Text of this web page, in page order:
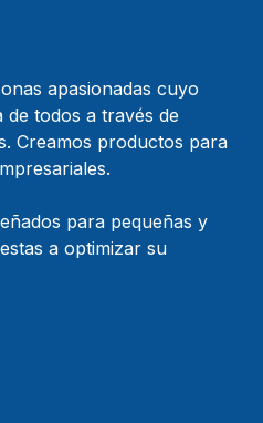
apasionadas cuyo
de todos a través de
Creamos productos para
para pequeñas y
a optimizar su